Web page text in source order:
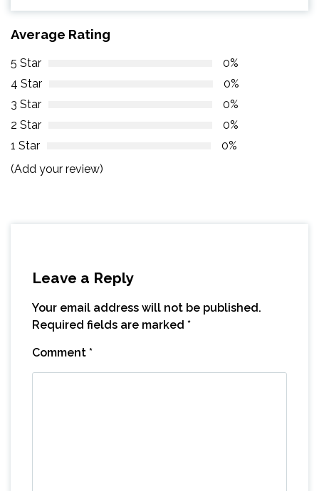
Average Rating
5 Star
0%
4 Star
0%
3 Star
0%
2 Star
0%
1 Star
0%
(Add your review)
Leave a Reply
Your email address will not be published.
Required fields are marked *
Comment *